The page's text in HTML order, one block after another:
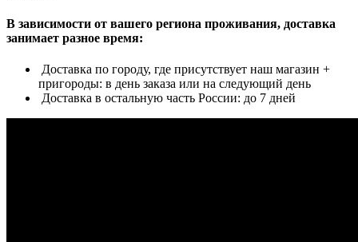
В зависимости от вашего региона проживания, доставка
занимает разное время:
Доставка по городу, где присутствует наш магазин +
пригороды: в день заказа или на следующий день
Доставка в остальную часть России: до 7 дней